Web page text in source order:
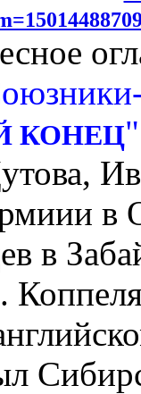
КОНЕЦ"
в
в